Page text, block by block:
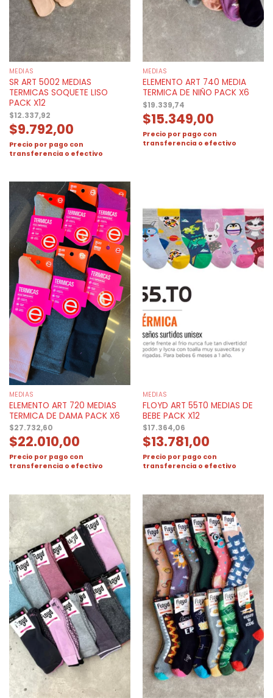
MEDIAS
SR ART 5002 MEDIAS
TERMICAS SOQUETE LISO
PACK X12
$12.337,92
$9.792,00
Precio por pago con
transferencia o efectivo
MEDIAS
ELEMENTO ART 740 MEDIA
TERMICA DE NIÑO PACK X6
$19.339,74
$15.349,00
Precio por pago con
transferencia o efectivo
MEDIAS
ELEMENTO ART 720 MEDIAS
TERMICA DE DAMA PACK X6
$27.732,60
$22.010,00
Precio por pago con
transferencia o efectivo
MEDIAS
FLOYD ART 55T0 MEDIAS DE
BEBE PACK X12
$17.364,06
$13.781,00
Precio por pago con
transferencia o efectivo